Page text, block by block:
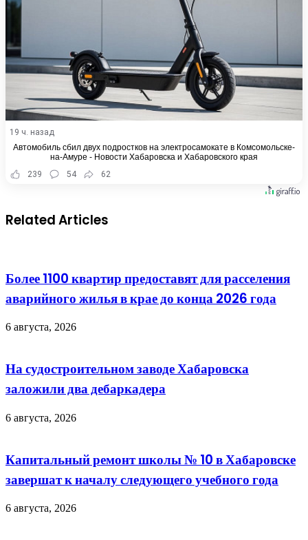
19 ч. назад
Автомобиль сбил двух подростков на электросамокате в Комсомольске-
на-Амуре - Новости Хабаровска и Хабаровского края
239
54 62
Related Articles
Более 1100 квартир предоставят для расселения
аварийного жилья в крае до конца 2026 года
6 августа, 2026
На судостроительном заводе Хабаровска
заложили два дебаркадера
6 августа, 2026
Капитальный ремонт школы № 10 в Хабаровске
завершат к началу следующего учебного года
6 августа, 2026